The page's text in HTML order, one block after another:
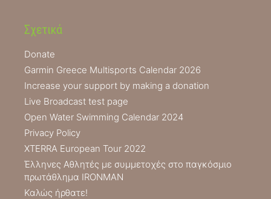
Σχετικά
Donate
Garmin Greece Multisports Calendar 2026
Increase your support by making a donation
Live Broadcast test page
Open Water Swimming Calendar 2024
Privacy Policy
XTERRA European Tour 2022
Έλληνες Αθλητές με συμμετοχές στο παγκόσμιο
πρωτάθλημα IRONMAN
Καλώς ήρθατε!